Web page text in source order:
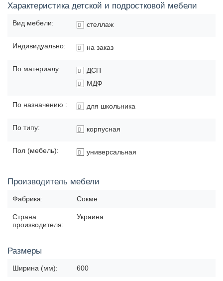
Характеристика детской и подростковой мебели
Вид мебели: стеллаж
Индивидуально: на заказ
По материалу:
ДСП
МДФ
По назначению : для школьника
По типу: корпусная
Пол (мебель): универсальная
Производитель мебели
Фабрика: Сокме
Страна
производителя:
Украина
Размеры
Ширина (мм): 600